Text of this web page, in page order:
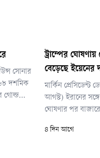
সোনার
দশমিক
গোল্ড
৬০
ট্রাম্পের
বেড়েছে ইয়েনের
মার্কিন প্রেসিডেন্ট
আগস্ট) ইরানের
ঘোষণার পর
পারমাণবিক
৪ দিন আগে